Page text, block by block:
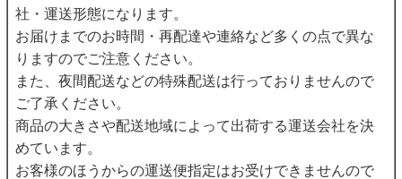
社・運送形態になります。
お届けまでのお時間・再配達や連絡など多くの点で異な
りますのでご注意ください。
また、夜間配送などの特殊配送は行っておりませんので
ご了承ください。
商品の大きさや配送地域によって出荷する運送会社を決
めています。
お客様のほうからの運送便指定はお受けできませんので